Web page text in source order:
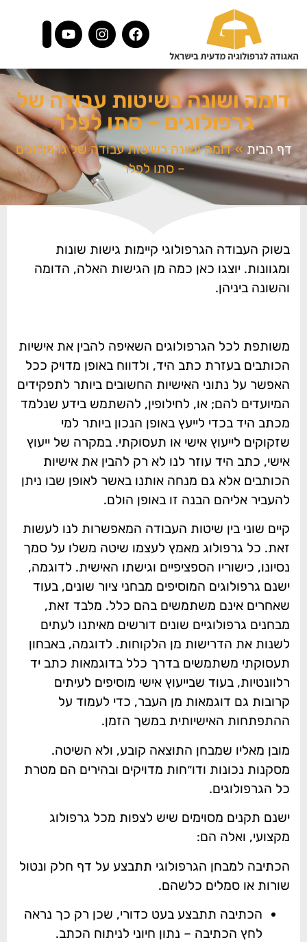
דומה ושונה בשיטות עבודה של
גרפולוגים – סתו לפלר
דף הבית »דומה ושונה בשיטות עבודה של גרפולוגים
– סתו לפלר
בשוק העבודה הגרפולוגי קיימות גישות שונות
ומגוונות. יוצגו כאן כמה מן הגישות האלה, הדומה
והשונה ביניהן.
משותפת לכל הגרפולוגים השאיפה להבין את אישיות
הכותבים בעזרת כתב היד, ולדווח באופן מדויק ככל
האפשר על נתוני האישיות החשובים ביותר לתפקידים
המיועדים להם; או, לחילופין, להשתמש בידע שנלמד
מכתב היד בכדי לייעץ באופן הנכון ביותר למי
שזקוקים לייעוץ אישי או תעסוקתי. במקרה של ייעוץ
אישי, כתב היד עוזר לנו לא רק להבין את אישיות
הכותבים אלא גם מנחה אותנו באשר לאופן שבו ניתן
להעביר אליהם הבנה זו באופן הולם.
קיים שוני בין שיטות העבודה המאפשרות לנו לעשות
זאת. כל גרפולוג מאמץ לעצמו שיטה משלו על סמך
נסיונו, כישוריו הספציפיים וגישתו האישית. לדוגמה,
ישנם גרפולוגים המוסיפים מבחני ציור שונים, בעוד
שאחרים אינם משתמשים בהם כלל. מלבד זאת,
מבחנים גרפולוגיים שונים דורשים מאיתנו לעתים
לשנות את הדרישות מן הלקוחות. לדוגמה, באבחון
תעסוקתי משתמשים בדרך כלל בדוגמאות כתב יד
רלוונטיות, בעוד שבייעוץ אישי מוסיפים לעיתים
קרובות גם דוגמאות מן העבר, כדי לעמוד על
ההתפתחות האישיותית במשך הזמן.
מובן מאליו שמבחן התוצאה קובע, ולא השיטה.
מסקנות נכונות ודו״חות מדויקים ובהירים הם מטרת
כל הגרפולוגים.
ישנם תקנים מסוימים שיש לצפות מכל גרפולוג
מקצועי, ואלה הם:
הכתיבה למבחן הגרפולוגי תתבצע על דף חלק ונטול
שורות או סמלים כלשהם.
הכתיבה תתבצע בעט כדורי, שכן רק כך נראה
לחץ הכתיבה – נתון חיוני לניתוח הכתב.